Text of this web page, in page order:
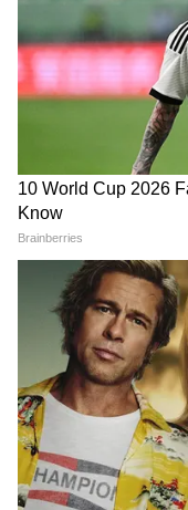
Atiq Ahmad के पास
शव पहुंचने पर ऐसा
Mohan Bhagwat
गई एक बात और
Dipke